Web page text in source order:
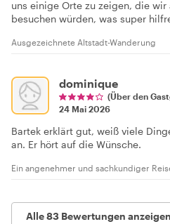
uns einige Orte zu zeigen, die wir
besuchen würden, was super
Ausgezeichnete Altstadt-Wanderung
dominique
(Über den
24 Mai 2026
Bartek erklärt gut, weiß viele
an. Er hört auf die Wünsche.
Ein angenehmer und sachkundiger
Alle 83 Bewertungen anzeigen